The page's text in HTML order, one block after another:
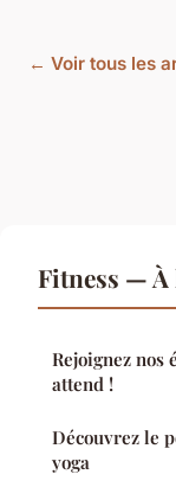
← Voir tous les
Fitness — À
Rejoignez
attend !
Découvrez le
yoga